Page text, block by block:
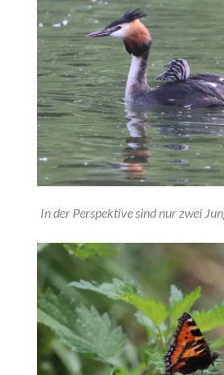
In der Perspektive sind nur zwei